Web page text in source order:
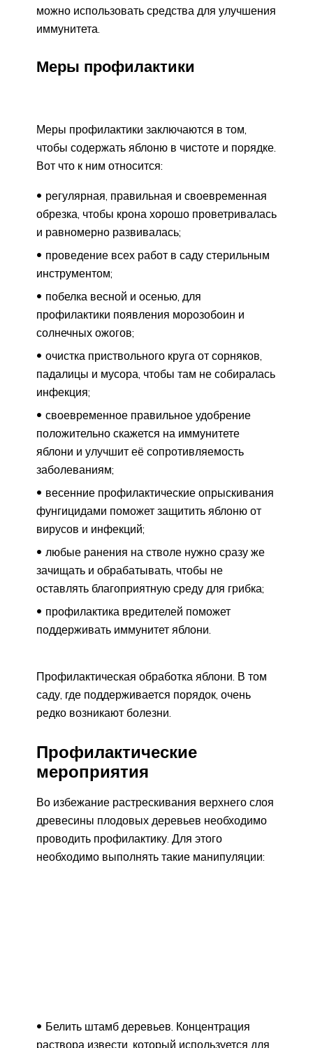
можно использовать средства для улучшения
иммунитета.
Меры профилактики
Меры профилактики заключаются в том,
чтобы содержать яблоню в чистоте и порядке.
Вот что к ним относится:
регулярная, правильная и своевременная
обрезка, чтобы крона хорошо проветривалась
и равномерно развивалась;
проведение всех работ в саду стерильным
инструментом;
побелка весной и осенью, для
профилактики появления морозобоин и
солнечных ожогов;
очистка приствольного круга от сорняков,
падалицы и мусора, чтобы там не собиралась
инфекция;
своевременное правильное удобрение
положительно скажется на иммунитете
яблони и улучшит её сопротивляемость
заболеваниям;
весенние профилактические опрыскивания
фунгицидами поможет защитить яблоню от
вирусов и инфекций;
любые ранения на стволе нужно сразу же
зачищать и обрабатывать, чтобы не
оставлять благоприятную среду для грибка;
профилактика вредителей поможет
поддерживать иммунитет яблони.
Профилактическая обработка яблони. В том
саду, где поддерживается порядок, очень
редко возникают болезни.
Профилактические
мероприятия
Во избежание растрескивания верхнего слоя
древесины плодовых деревьев необходимо
проводить профилактику. Для этого
необходимо выполнять такие манипуляции:
Белить штамб деревьев. Концентрация
раствора извести, который используется для